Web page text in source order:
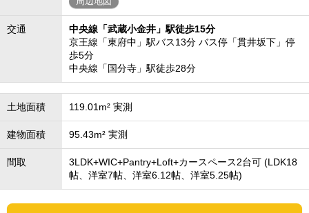
交通
中央線「武蔵小金井」駅徒歩15分
京王線「東府中」駅バス13分 バス停「貫井坂下」停
歩5分
中央線「国分寺」駅徒歩28分
土地面積 119.01m² 実測
建物面積 95.43m² 実測
間取
3LDK+WIC+Pantry+Loft+カースペース2台可 (LDK18
帖、洋室7帖、洋室6.12帖、洋室5.25帖)